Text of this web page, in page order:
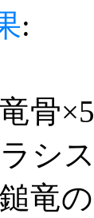
:
骨×5
シ
竜